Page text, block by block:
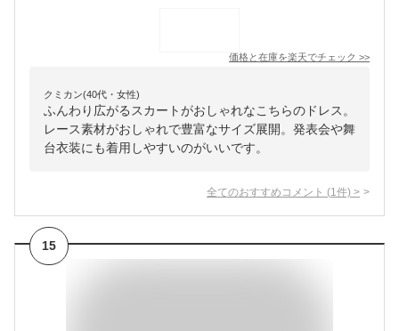
価格と在庫を楽天でチェック >>
クミカン(40代・女性)
ふんわり広がるスカートがおしゃれなこちらのドレス。
レース素材がおしゃれで豊富なサイズ展開。発表会や舞
台衣装にも着用しやすいのがいいです。
全てのおすすめコメント (1 件) >
15